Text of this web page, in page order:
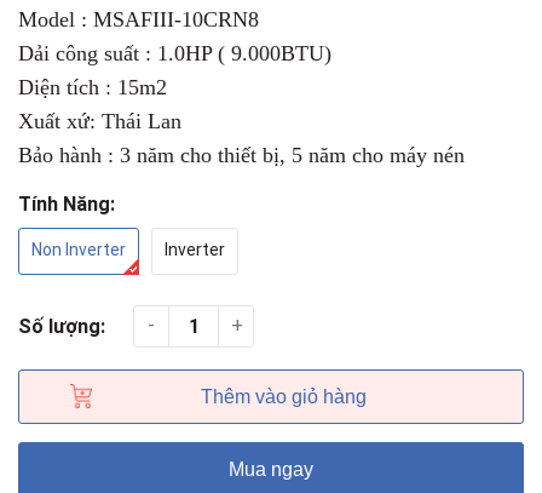
Model : MSAFIII-10CRN8
Dải công suất : 1.0HP ( 9.000BTU)
Diện tích : 15m2
Xuất xứ: Thái Lan
Bảo hành : 3 năm cho thiết bị, 5 năm cho máy nén
Tính Năng:
Non Inverter Inverter
Số lượng: - +
Thêm vào giỏ hàng
Mua ngay